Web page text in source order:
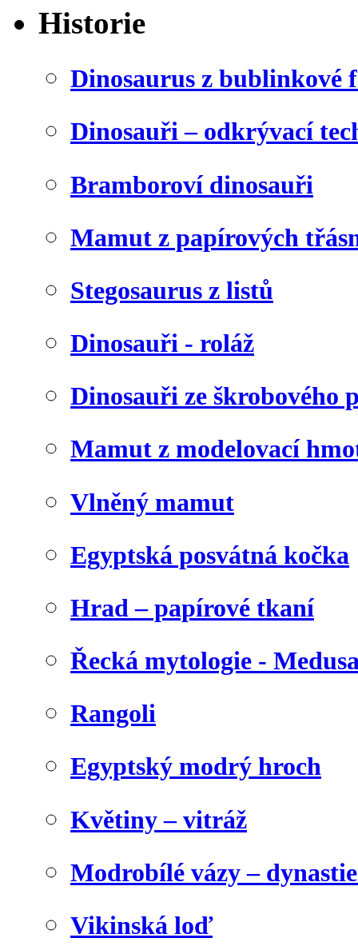
Historie
Dinosaurus z bublinkové
Dinosauři – odkrývací
Bramboroví dinosauři
Mamut z papírových
Stegosaurus z listů
Dinosauři - roláž
Dinosauři ze škrobového
Mamut z modelovací
Vlněný mamut
Egyptská posvátná kočka
Hrad – papírové tkaní
Řecká mytologie -
Rangoli
Egyptský modrý hroch
Květiny – vitráž
Modrobílé vázy –
Vikinská loď